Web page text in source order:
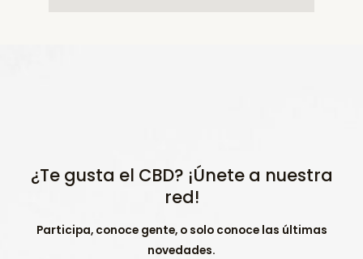
¿Te gusta el CBD? ¡Únete a nuestra
red!
Participa, conoce gente, o solo conoce las últimas
novedades.